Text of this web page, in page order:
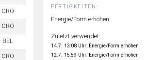
CRO
CRO
BEL
CRO
FERTIGKEITEN:
Energie/Form erhöhen:
Zuletzt verwendet:
14.7. 13:08 Uhr: Energie/Form erhöhen
12.7. 15:59 Uhr: Energie/Form erhöhen